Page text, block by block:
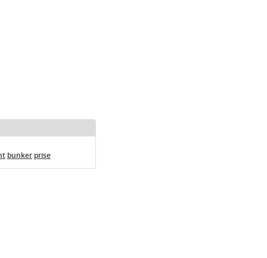
bunker prise